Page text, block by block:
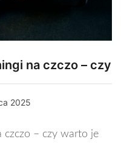
na czczo – czy
2025
czczo – czy warto je